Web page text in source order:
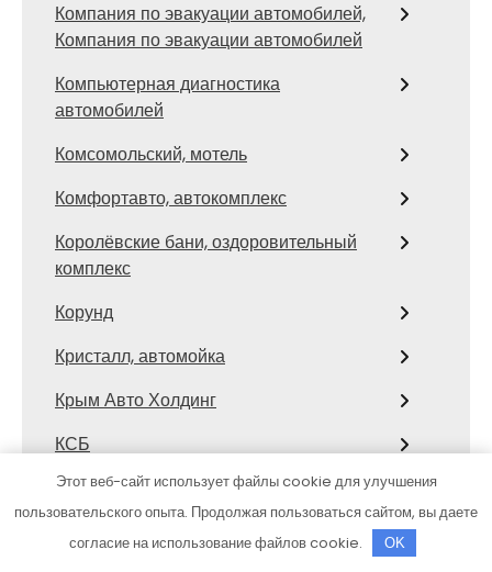
Компания по эвакуации автомобилей,
Компания по эвакуации автомобилей
Компьютерная диагностика
автомобилей
Комсомольский, мотель
Комфортавто, автокомплекс
Королёвские бани, оздоровительный
комплекс
Корунд
Кристалл, автомойка
Крым Авто Холдинг
КСБ
Кузовной техцентр Чкаловец
Латунские бани, подразделение
Этот веб-сайт использует файлы cookie для улучшения
пользовательского опыта. Продолжая пользоваться сайтом, вы даете
согласие на использование файлов cookie.
OK